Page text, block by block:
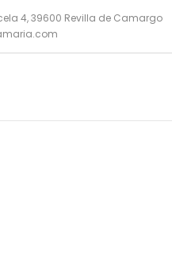
4, 39600 Revilla de Camargo